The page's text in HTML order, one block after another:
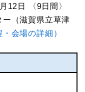
12日 〈9日間〉
ー（滋賀県立草津
・会場の詳細）